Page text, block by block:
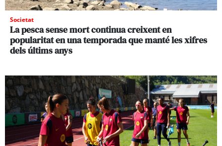
Societat
La pesca sense mort continua creixent en
popularitat en una temporada que manté les xifres
dels últims anys